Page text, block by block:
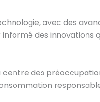
avec des
des
des